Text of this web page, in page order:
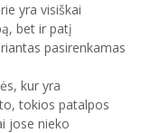
yra visiškai
bet ir patį
pasirenkamas
kur yra
tokios patalpos
jose nieko